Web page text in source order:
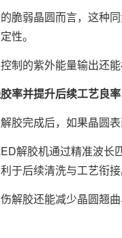
弱晶圆而言，这种同
性。
的紫外能量输出还能
率并提升后续工艺良率
完成后，如果晶圆表
胶机通过精准波长匹
于后续清洗与工艺衔接
胶还能减少晶圆翘曲